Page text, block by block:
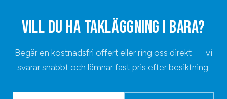
VILL DU HATAKLÄGGNING I BARA?
Begär en kostnadsfri offert eller ring oss direkt — vi
svarar snabbt och lämnar fast pris efter besiktning.